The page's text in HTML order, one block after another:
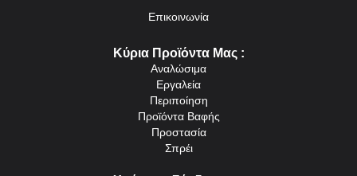
Επικοινωνία
Κύρια Προϊόντα Μας :
Αναλώσιμα
Εργαλεία
Περιποίηση
Προϊόντα Βαφής
Προστασία
Σπρέι